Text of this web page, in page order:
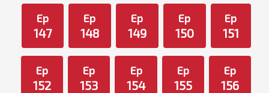
Ep
147
Ep
148
Ep
149
Ep
150
Ep
151
Ep
152
Ep
153
Ep
154
Ep
155
Ep
156